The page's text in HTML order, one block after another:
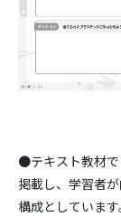
●テキスト教材で
掲載し、学習者
構成としています